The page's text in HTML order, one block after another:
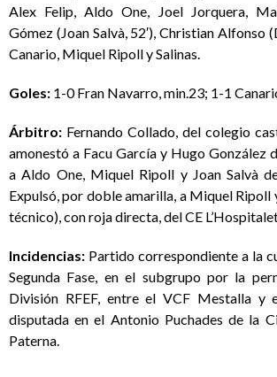
Alex Felip, Aldo One, Joel Jorquera,
Gómez (Joan Salvà, 52′), Christian Alfonso
Canario, Miquel Ripoll y Salinas.
Goles: 1-0 Fran Navarro, min.23; 1-1
Árbitro: Fernando Collado, del colegio
amonestó a Facu García y Hugo González
a Aldo One, Miquel Ripoll y Joan Salvà
Expulsó, por doble amarilla, a Miquel Ripoll
técnico), con roja directa, del CE
Incidencias: Partido correspondiente a la
Segunda Fase, en el subgrupo por la
División RFEF, entre el VCF Mestalla y
disputada en el Antonio Puchades de la
Paterna.